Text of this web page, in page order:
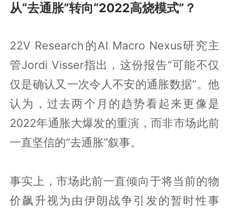
从“去通胀”转向“2022高烧模式”？
22V Research的AI Macro Nexus研究主
管Jordi Visser指出，这份报告“可能不仅
仅是确认又一次令人不安的通胀数据”。他
认为，过去两个月的趋势看起来更像是
2022年通胀大爆发的重演，而非市场此前
一直坚信的“去通胀”叙事。
事实上，市场此前一直倾向于将当前的物
价飙升视为由伊朗战争引发的暂时性事